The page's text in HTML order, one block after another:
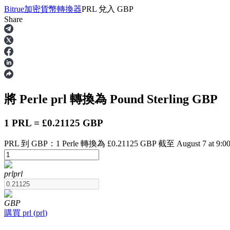
合約
多種以USDT結算的永續合約
Bitrue加密貨幣轉換器PRL 兌入 GBP
Share
將 Perle prl 轉換為 Pound Sterling GBP
1 PRL = £0.21125 GBP
PRL 到 GBP：1 Perle 轉換為 £0.21125 GBP 截至 August 7 at
prlprl
GBP
購買 prl (prl)